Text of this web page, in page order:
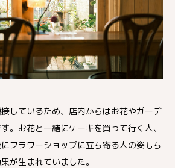
しているため、店内からはお花やガーデ
。お花と一緒にケーキを買って行く人、
フラワーショップに立ち寄る人の姿もち
が生まれていました。